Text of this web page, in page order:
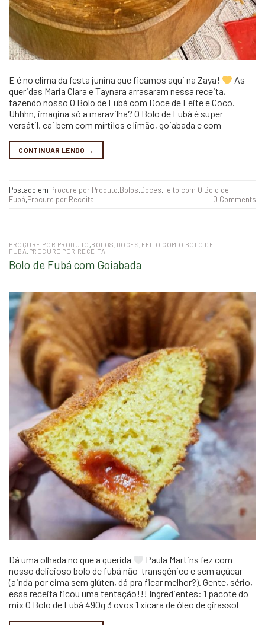
E é no clima da festa junina que ficamos aqui na Zaya!
As
queridas Maria Clara e Taynara arrasaram nessa receita,
fazendo nosso O Bolo de Fubá com Doce de Leite e Coco.
Uhhhn, imagina só a maravilha? O Bolo de Fubá é super
versátil, cai bem com mírtilos e limão, goiabada e com
CONTINUAR LENDO →
Postado em Procure por Produto,Bolos,Doces,Feito com O Bolo de
Fubá,Procure por Receita 0 Comments
PROCURE POR PRODUTO ,BOLOS , DOCES, FEITO COM O BOLO DE
FUBÁ, PROCURE POR RECEITA
Bolo de Fubá com Goiabada
Dá uma olhada no que a querida
Paula Martins fez com
nosso delicioso bolo de fubá não-transgênico e sem açúcar
(ainda por cima sem glúten, dá pra ficar melhor?). Gente, sério,
essa receita ficou uma tentação!!! Ingredientes: 1 pacote do
mix O Bolo de Fubá 490g 3 ovos 1 xícara de óleo de girassol